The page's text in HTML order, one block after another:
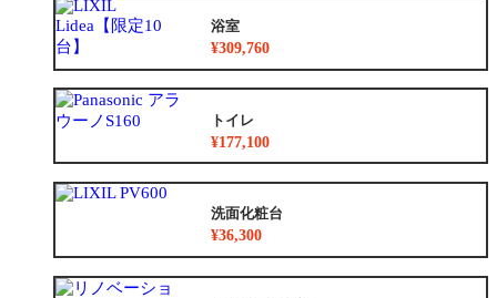
浴室
¥309,760
トイレ
¥177,100
洗面化粧台
¥36,300